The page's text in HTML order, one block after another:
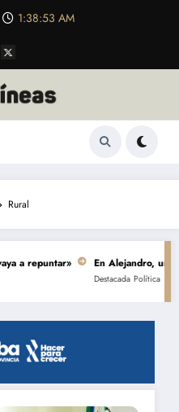
1:38:54 AM
Rural
En Alejandro, una obra
Política